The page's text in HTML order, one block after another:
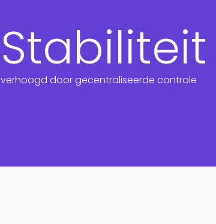
Stabiliteit
verhoogd door gecentraliseerde controle